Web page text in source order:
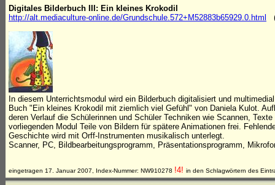
Digitales Bilderbuch III: Ein kleines Krokodil
http://alt.mediaculture-online.de/Grundschule.572+M52883b65929.0.html
In diesem Unterrichtsmodul wird ein Bilderbuch digitalisiert und
Buch "Ein kleines Krokodil mit ziemlich viel Gefühl" von Daniela Kulot.
deren Verlauf die Schülerinnen und Schüler Techniken wie Scannen,
vorliegenden Modul Teile von Bildern für spätere Animationen frei.
Geschichte wird mit Orff-Instrumenten musikalisch unterlegt.
Scanner, PC, Bildbearbeitungsprogramm, Präsentationsprogramm,
eingetragen 17. Januar 2007, Index-Nummer: NW910278 !4! in den Schlagwörtern des